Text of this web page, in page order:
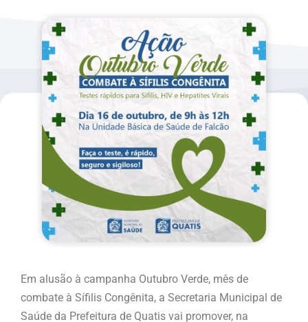
Em alusão à campanha Outubro Verde, mês de
combate à Sífilis Congênita, a Secretaria Municipal de
Saúde da Prefeitura de Quatis vai promover, na